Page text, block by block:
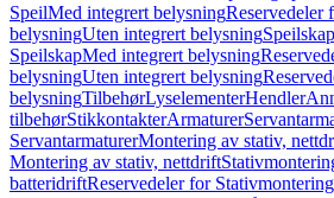
SpeilMed integrert belysningReservedeler
belysningUten integrert belysningSpeilskap
SpeilskapMed integrert belysning
belysningUten integrert belysning
belysningTilbehørLyselementerHendler
tilbehørStikkontakterArmaturer
ServantarmaturerMontering av stativ,
Montering av stativ, nettdrift
batteridriftReservedeler for